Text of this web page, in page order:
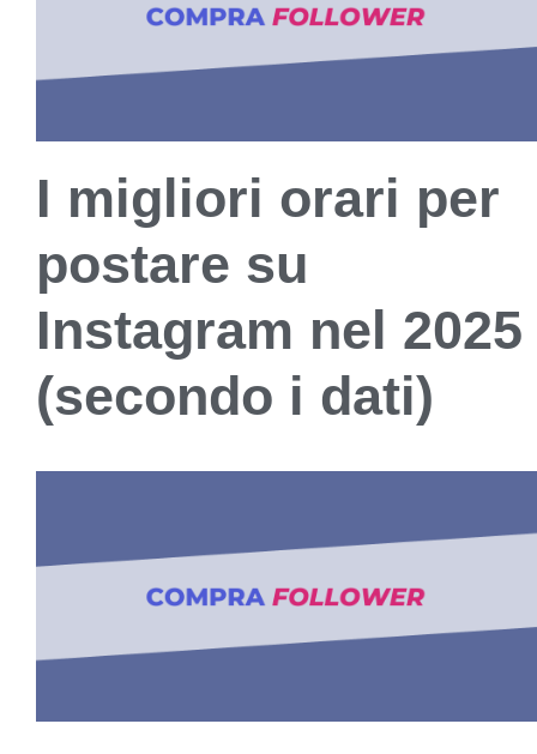
I migliori orari per
postare su
Instagram nel 2025
(secondo i dati)